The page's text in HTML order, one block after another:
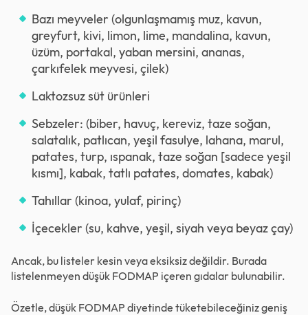
Bazı meyveler (olgunlaşmamış muz, kavun,
greyfurt, kivi, limon, lime, mandalina, kavun,
üzüm, portakal, yaban mersini, ananas,
çarkıfelek meyvesi, çilek)
Laktozsuz süt ürünleri
Sebzeler: (biber, havuç, kereviz, taze soğan,
salatalık, patlıcan, yeşil fasulye, lahana, marul,
patates, turp, ıspanak, taze soğan [sadece yeşil
kısmı], kabak, tatlı patates, domates, kabak)
Tahıllar (kinoa, yulaf, pirinç)
İçecekler (su, kahve, yeşil, siyah veya beyaz çay)
Ancak, bu listeler kesin veya eksiksiz değildir. Burada
listelenmeyen düşük FODMAP içeren gıdalar bulunabilir.
Özetle, düşük FODMAP diyetinde tüketebileceğiniz geniş